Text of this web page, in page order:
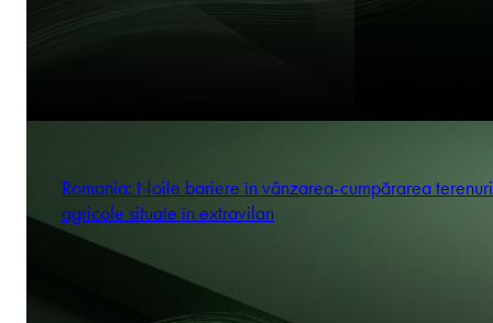
Romania: Noile bariere în vânzarea-cumpărarea
agricole situate în extravilan